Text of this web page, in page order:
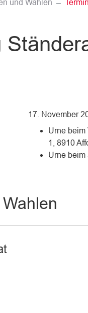
und Wahlen
17. November
Urne beim
1, 8910
Urne